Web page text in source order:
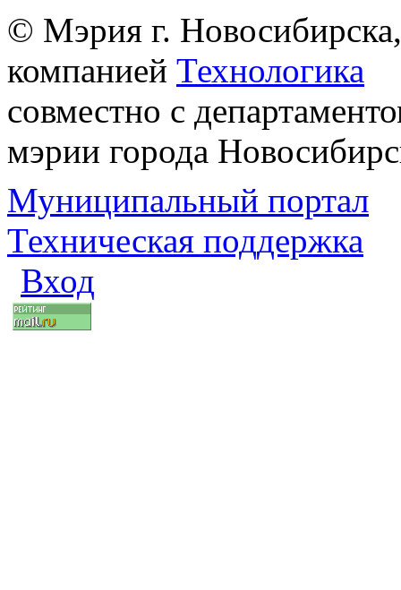
© Мэрия г.
компанией Технологика
совместно с
мэрии города
Муниципальный портал
Техническая поддержка
Вход